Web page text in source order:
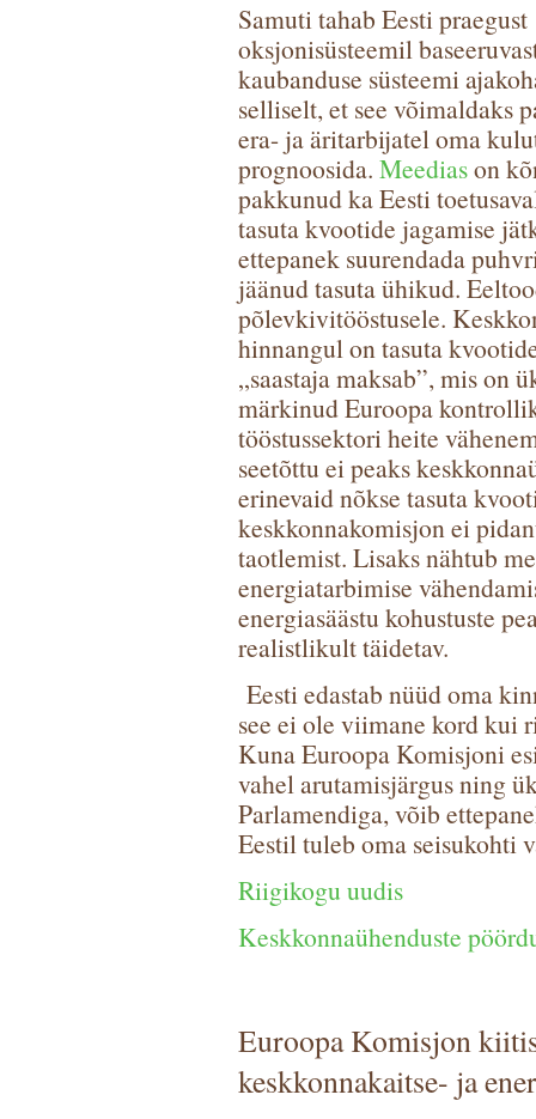
Samuti tahab Eesti praegust
oksjonisüsteemil
kaubanduse süsteemi
selliselt, et see võimaldaks
era- ja äritarbijatel oma
prognoosida. Meediason
pakkunud ka Eesti
tasuta kvootide jagamise
ettepanek suurendada
jäänud tasuta ühikud.
põlevkivitööstusele.
hinnangul on tasuta
„saastaja maksab”, mis on
märkinud Euroopa
tööstussektori heite
seetõttu ei peaks
erinevaid nõkse tasuta
keskkonnakomisjon ei
taotlemist. Lisaks nähtub
energiatarbimise
energiasäästu kohustuste
realistlikult täidetav.
Eesti edastab nüüd oma
see ei ole viimane kord kui
Kuna Euroopa Komisjoni
vahel arutamisjärgus ning
Parlamendiga, võib
Eestil tuleb oma seisukohti
Riigikogu uudis
Keskkonnaühenduste
Euroopa Komisjon
keskkonnakaitse- ja